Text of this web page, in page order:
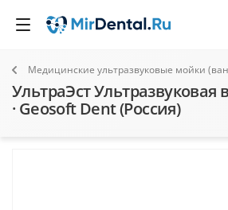
Медицинские ультразвуковые мойки
УльтраЭст Ультразвуковая
· Geosoft Dent (Россия)